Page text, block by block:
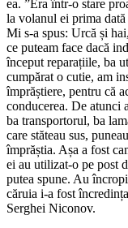
ea. ”Era într-o stare
la volanul ei prima
Mi s-a spus: Urcă și
ce puteam face dacă
început reparațiile, ba
cumpărat o cutie, am
împrăștiere, pentru că
conducerea. De atunci
ba transportorul, ba
care stăteau sus,
împrăștia. Așa a fost
ei au utilizat-o pe post
putea spune. Au
căruia i-a fost
Serghei Niconov.